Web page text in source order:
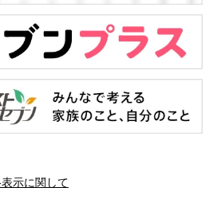
示に関して